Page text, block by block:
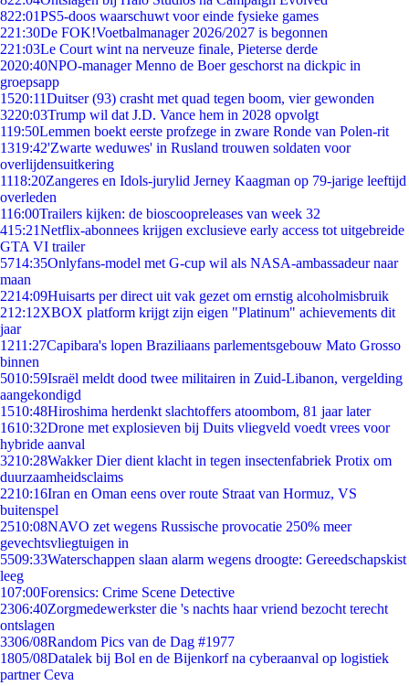
822:01PS5-doos waarschuwt voor einde fysieke games
221:30De FOK!Voetbalmanager 2026/2027 is begonnen
221:03Le Court wint na nerveuze finale, Pieterse derde
2020:40NPO-manager Menno de Boer geschorst na dickpic in
groepsapp
1520:11Duitser (93) crasht met quad tegen boom, vier gewonden
3220:03Trump wil dat J.D. Vance hem in 2028 opvolgt
119:50Lemmen boekt eerste profzege in zware Ronde van Polen-rit
1319:42'Zwarte weduwes' in Rusland trouwen soldaten voor
overlijdensuitkering
1118:20Zangeres en Idols-jurylid Jerney Kaagman op 79-jarige leeftijd
overleden
116:00Trailers kijken: de bioscoopreleases van week 32
415:21Netflix-abonnees krijgen exclusieve early access tot uitgebreide
GTA VI trailer
5714:35Onlyfans-model met G-cup wil als NASA-ambassadeur naar
maan
2214:09Huisarts per direct uit vak gezet om ernstig alcoholmisbruik
212:12XBOX platform krijgt zijn eigen "Platinum" achievements dit
jaar
1211:27Capibara's lopen Braziliaans parlementsgebouw Mato Grosso
binnen
5010:59Israël meldt dood twee militairen in Zuid-Libanon, vergelding
aangekondigd
1510:48Hiroshima herdenkt slachtoffers atoombom, 81 jaar later
1610:32Drone met explosieven bij Duits vliegveld voedt vrees voor
hybride aanval
3210:28Wakker Dier dient klacht in tegen insectenfabriek Protix om
duurzaamheidsclaims
2210:16Iran en Oman eens over route Straat van Hormuz, VS
buitenspel
2510:08NAVO zet wegens Russische provocatie 250% meer
gevechtsvliegtuigen in
5509:33Waterschappen slaan alarm wegens droogte: Gereedschapskist
leeg
107:00Forensics: Crime Scene Detective
2306:40Zorgmedewerkster die 's nachts haar vriend bezocht terecht
ontslagen
3306/08Random Pics van de Dag #1977
1805/08Datalek bij Bol en de Bijenkorf na cyberaanval op logistiek
partner Ceva